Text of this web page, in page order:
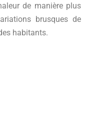
de manière plus
brusques de
habitants.